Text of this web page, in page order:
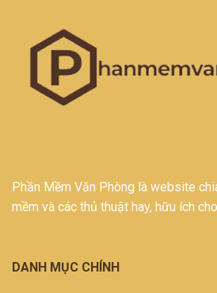
Phần Mềm Văn Phòng là website
mềm và các thủ thuật hay, hữu ích
DANH MỤC CHÍNH